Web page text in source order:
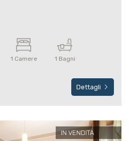
1 Camere 1 Bagni
Dettagli
IN VENDITA